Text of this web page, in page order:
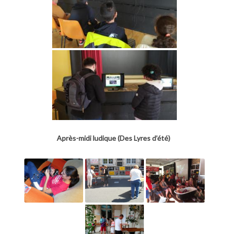
Après-midi ludique (Des Lyres d’été)